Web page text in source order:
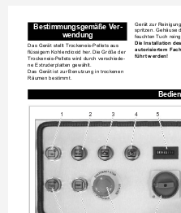
Gerät zur
Bestimmungsgemäße Ver- spritzen. Gehäuse
wendung feuchten Tuch
Die Installation
Das Gerät stellt Trockeneis-Pellets aus
autorisiertem
flüssigem Kohlendioxid her. Die Größe der
führt werden!
Trockeneis-Pellets wird durch verschiede-
ne Extruderplatten gewählt.
Das Gerät ist zur Benutzung in trockenen
Räumen bestimmt.
1234